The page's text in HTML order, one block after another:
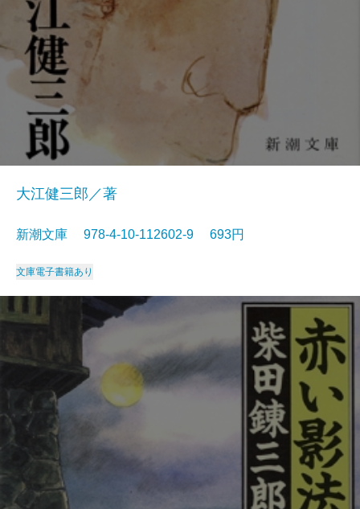
大江健三郎／著
新潮文庫 978-4-10-112602-9 693円
文庫電子書籍あり